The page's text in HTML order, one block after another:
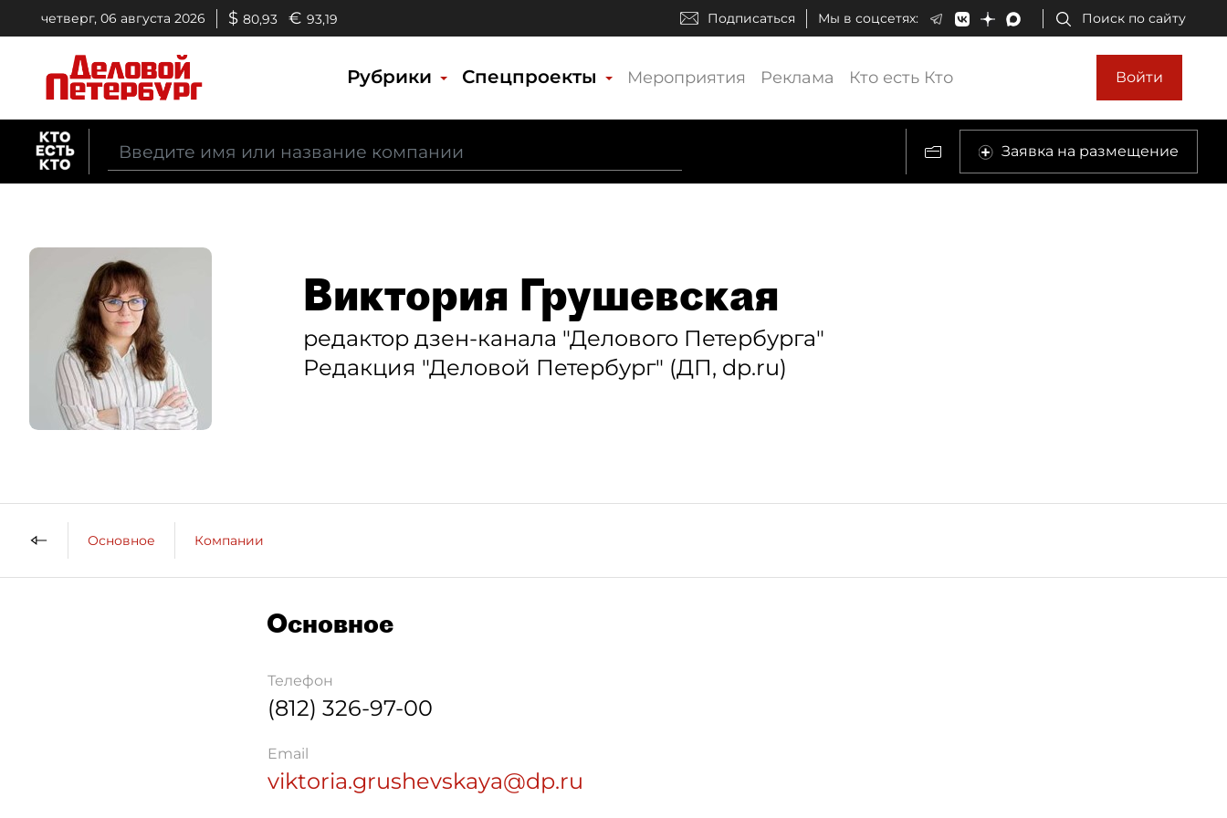
четверг, 06 августа 2026 $ 80,93 € 93,19 Подписаться Мы в соцсетях: Поиск по сайту
Рубрики Спецпроекты Мероприятия Реклама Кто есть Кто Войти
Заявка на размещение
Виктория Грушевская
редактор дзен-канала "Делового Петербурга"
Редакция "Деловой Петербург" (ДП, dp.ru)
Основное Компании
Основное
Телефон
(812) 326-97-00
Email
viktoria.grushevskaya@dp.ru